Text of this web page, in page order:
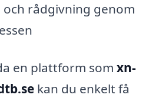
rådgivning genom
en plattform som xn-
kan du enkelt få